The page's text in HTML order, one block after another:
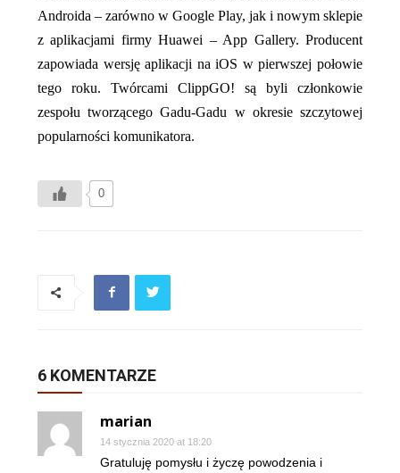
Androida – zarówno w Google Play, jak i nowym sklepie
z aplikacjami firmy Huawei – App Gallery. Producent
zapowiada wersję aplikacji na iOS w pierwszej połowie
tego roku. Twórcami ClippGO! są byli członkowie
zespołu tworzącego Gadu-Gadu w okresie szczytowej
popularności komunikatora.
0
6 KOMENTARZE
marian
14 stycznia 2020 at 18:20
Gratuluję pomysłu i życzę powodzenia i